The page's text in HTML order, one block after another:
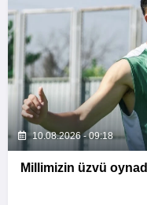
10.08.2026 - 09:18
Millimizin üzvü